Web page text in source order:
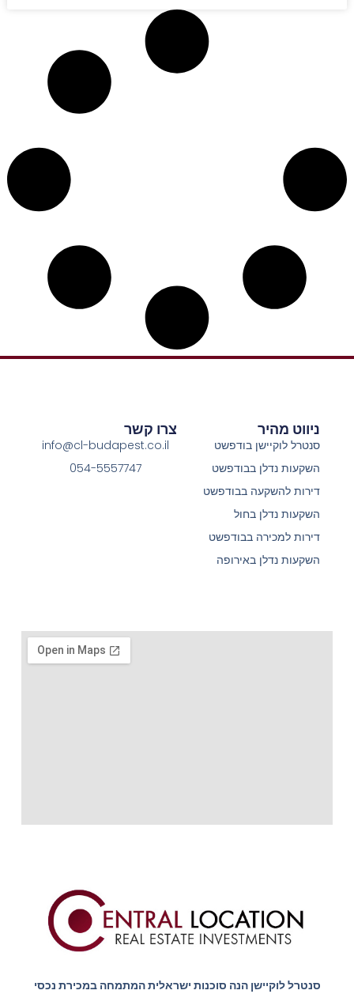
סנטרל לוקיישן הנה סוכנות ישראלית המתמחה במכירת נכסי
ניווט מהיר
סנטרל לוקיישן בודפשט
השקעות נדלן בבודפשט
דירות להשקעה בבודפשט
השקעות נדלן בחול
דירות למכירה בבודפשט
השקעות נדלן באירופה
צרו קשר
info@cl-budapest.co.il
054-5557747